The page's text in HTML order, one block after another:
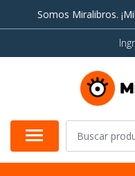
Somos Miralibros.